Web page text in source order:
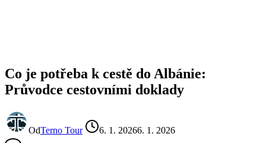
Co je potřeba k cestě do Albánie:
Průvodce cestovními doklady
OdTerno Tour 6. 1. 20266. 1. 2026